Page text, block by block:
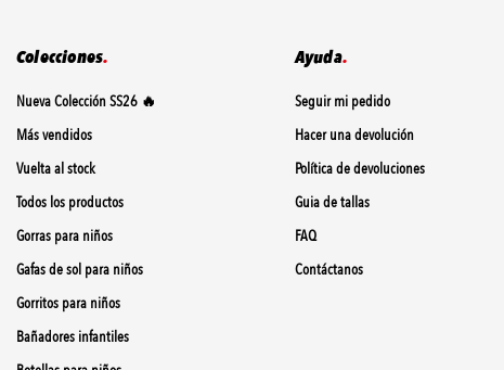
Colecciones.
Nueva Colección SS26 🔥
Más vendidos
Vuelta al stock
Todos los productos
Gorras para niños
Gafas de sol para niños
Gorritos para niños
Bañadores infantiles
Ayuda.
Seguir mi pedido
Hacer una devolución
Política de devoluciones
Guia de tallas
FAQ
Contáctanos